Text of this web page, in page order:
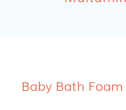
Dischete alaptare
Baby Bath